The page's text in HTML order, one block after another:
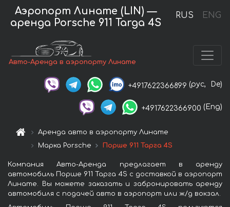
RUS ENG
Аэропорт Линате (LIN) —
аренда Porsche 911 Targa 4S
Авто-Аренда в аэропорту Линате
+4917622366899 (рус, De)
+4917622366900 (Eng)
Аренда авто в аэропорту Линате
Марка Porsche
Порше 911 Тарга 4S
Компания Авто-Аренда предлагает в аренду
автомобиль Порше 911 Тарга 4S с доставкой в аэропорт
Линате. Вы можете заказать и забронировать аренду
автомобиля с подачей авто в аэропорт или ж/д вокзал.